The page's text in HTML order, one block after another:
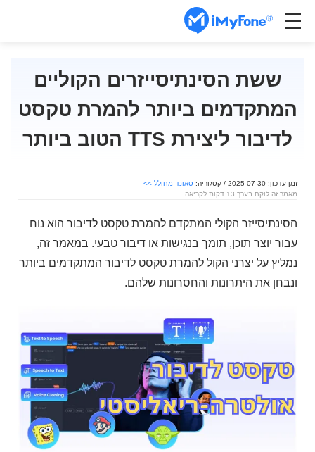
ששת הסינתיסייזרים הקוליים
המתקדמים ביותר להמרת טקסט
לדיבור ליצירת TTS הטוב ביותר
זמן עדכון: 2025-07-30 / קטגוריה:
סאונד מחולל >>
מאמר זה לוקח בערך 13 דקות לקריאה
הסינתיסייזר הקולי המתקדם להמרת טקסט לדיבור הוא נוח
עבור יוצר תוכן, תומך בנגישות או דיבור טבעי. במאמר זה,
נמליץ על יצרני הקול להמרת טקסט לדיבור המתקדמים ביותר
ונבחן את היתרונות והחסרונות שלהם.